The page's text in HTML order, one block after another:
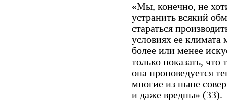
«Мы, конечно, не
устранить всякий
стараться
условиях ее климата
более или менее
только показать,
она проповедуется
многие из ныне
и даже вредны» (33).